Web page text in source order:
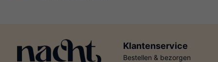
Klantenservice
Bestellen & bezorgen